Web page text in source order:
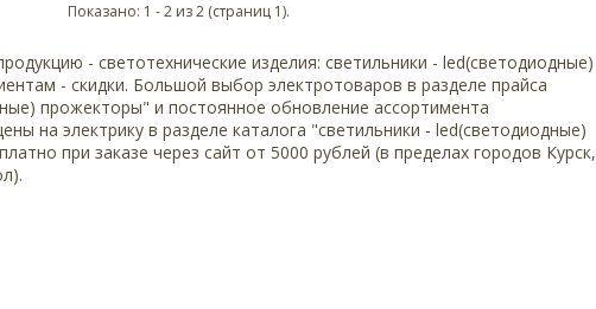
Показано: 1 - 2 из 2 (страниц 1).
- светотехнические изделия: светильники - led(светодиодные)
- скидки. Большой выбор электротоваров в разделе прайса
прожекторы" и постоянное обновление ассортимента
на электрику в разделе каталога "светильники - led(светодиодные)
при заказе через сайт от 5000 рублей (в пределах городов Курск,